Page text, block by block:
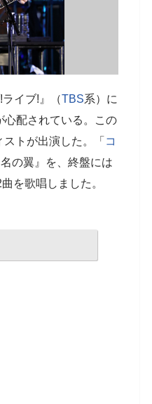
イブ!』（TBS系）に
心配されている。この
トが出演した。「 コ
の翼』を、終盤には
を歌唱しました。